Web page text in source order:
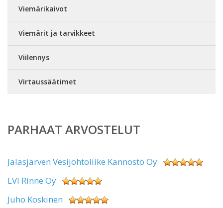
Viemärikaivot
Viemärit ja tarvikkeet
Viilennys
Virtaussäätimet
PARHAAT ARVOSTELUT
Jalasjärven Vesijohtoliike Kannosto Oy
LVI Rinne Oy
Juho Koskinen